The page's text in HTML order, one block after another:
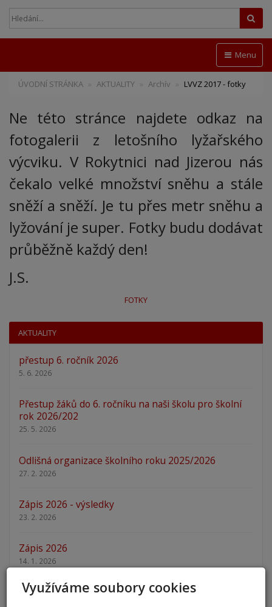
Menu
ÚVODNÍ STRÁNKA AKTUALITY Archív LVVZ 2017 - fotky
Ne této stránce najdete odkaz na
fotogalerii z letošního lyžařského
výcviku. V Rokytnici nad Jizerou nás
čekalo velké množství sněhu a stále
sněží a sněží. Je tu přes metr sněhu a
lyžování je super. Fotky budu dodávat
průběžně každý den!
J.S.
FOTKY
AKTUALITY
přestup 6. ročník 2026
5. 6. 2026
Přestup žáků do 6. ročníku na naši školu pro školní
rok 2026/202
25. 5. 2026
Odlišná organizace školního roku 2025/2026
27. 2. 2026
Zápis 2026 - výsledky
23. 2. 2026
Zápis 2026
14. 1. 2026
Nový školní rok - informace
Využíváme soubory cookies